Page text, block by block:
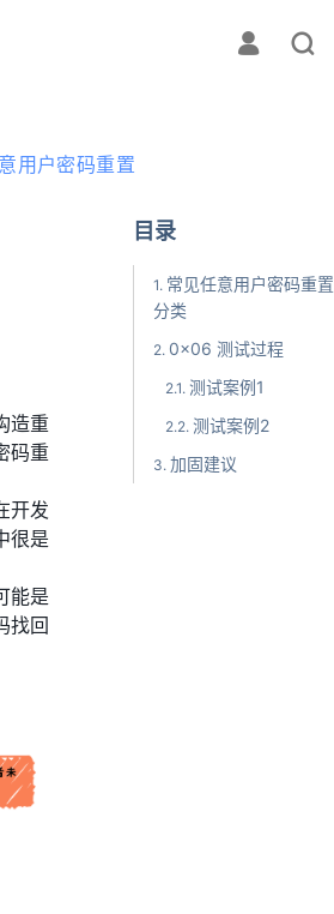
用户密码重置
造重
码重
开发
很是
能是
找回
目录
常见任意用户密码重置
分类
0x06 测试过程
测试案例1
测试案例2
加固建议